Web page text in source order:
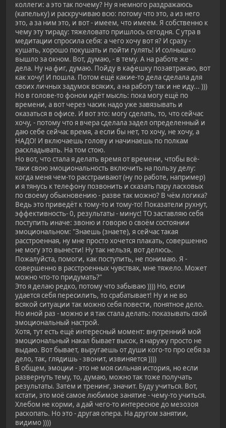
коллеги: а это так почему? Ну я немного раздражаюсь
(капельку) и раскручиваю всю: потому что это, а из него
это, а за ним это, и вот - имеем, что имеем. Я собственно к
чему эту тираду: тяжеловато пришлось сегодня. С утра в
медитации спросила себя: а чего хочу вот я? И сразу -
кушать, хорошо покушать и пойти гулять! И солнышко
вышло за окном. Вот, думаю, - в тему. А на работе же -
дела. Ну на фиг, думаю. Пойду в кафешку позавтракаю, вот
как хочу! И пошла. Потом ещё какие-то дела сделала для
своих личных задумок всяких, а на работу так и не иду... )))
Но в голове-то фоном идёт мысль: пока могу ещё по
времени, а вот через часик надо уже завязывать и
оказаться в офисе. И вот это: могу сделать, то, что сейчас
хочу, - потому что я вчера сделала задел определенный и
даю себе сейчас время, а если бы нет, то хочу, не хочу, а
НАДО! И включаешь голову и начинаешь по полкам
раскладывать. На том стою.
Но вот, что стала я делать время от времени, чтобы всё-
таки свою эмоциональность включить на пользу делу:
когда меня чем-то расстраивают (ну по работе, например)
и я тянусь к телефону позвонить и сказать пару ласковых
по своему обыкновению - разве так можно? В чём логика?
Ведь это приведёт к тому-то и тому-то! Показатели рухнут,
эффективность- 0, результаты - минус! ТО заставляю себя
поступить иначе: звоню и говорю о своём состоянии
эмоциональном: "Знаешь (знаете), я сейчас такая
расстроенная, ну мне просто хочется плакать, совершенно
не могу это вынести! Ну так нельзя, вот делюсь.
Пожалуйста, помоги, как поступить, не понимаю. Я -
совершенно в расстроенных чувствах, мне тяжело. Может
можно что-то придумать?"
Это я делаю редко, потому что забываю )))) Но, если
удается себя пересилить, то срабатывает! Ну и не во
всякой ситуации так можно себя повести, понятное дело.
Но иной раз - можно и я так стала делать: показывать свой
эмоциональный настрой.
Хотя, тут есть ещё интересный момент: внутренний мой
эмоциональный накал бывает высок, я наружу просто не
выдаю. Вот бывает, выругаешь от души кого-то про себя за
дело, так, глядишь - звонит, извиняется ))))
В общем, эмоции - это не моя сильная история, но если
развернуть тему, то, думаю, можно так тоже получать
результаты. Затем и тренинг, значит. Буду учиться. Вот,
кстати, это моё самое любимое занятие - чему-то учиться.
Хлебом не корми, а дай чего-то интересное до мезозоя
раскопать. Но это - другая опера. На другом занятии,
видимо ))))